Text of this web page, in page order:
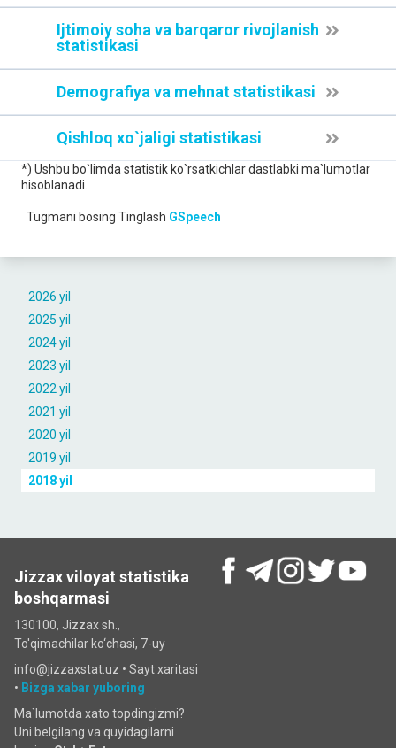
2026 yil
2025 yil
2024 yil
2023 yil
2022 yil
2021 yil
2020 yil
2019 yil
2018 yil
Ijtimoiy soha va barqaror rivojlanish
statistikasi
Demografiya va mehnat statistikasi
Qishloq xo`jaligi statistikasi
*) Ushbu bo`limda statistik ko`rsatkichlar dastlabki ma`lumotlar
hisoblanadi.
Tugmani bosing Tinglash GSpeech
Jizzax viloyat statistika
boshqarmasi
130100, Jizzax sh.,
To'qimachilar ko‘chаsi, 7-uy
info@jizzaxstat.uz • Sayt xaritasi
• Bizga xabar yuboring
Ma`lumotda xato topdingizmi?
Uni belgilang va quyidagilarni